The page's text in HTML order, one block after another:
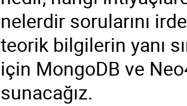
nelerdir sorularını
teorik bilgilerin yanı
için MongoDB ve
sunacağız.